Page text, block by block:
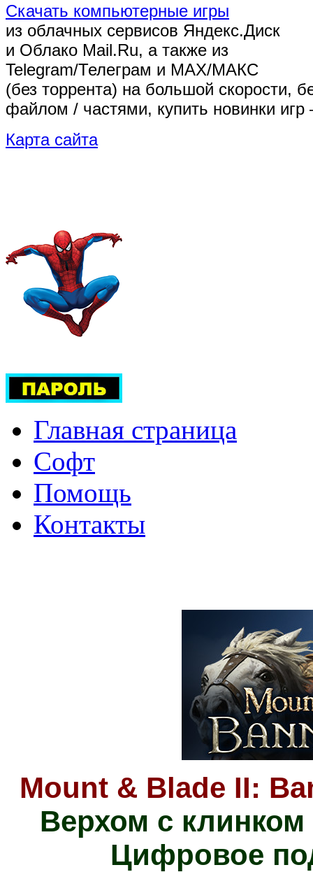
Скачать компьютерные игры
из облачных сервисов Яндекс.Диск
и Облако Mail.Ru, а также из
Telegram/Телеграм и MAX/МАКС
(без торрента) на большой скорости,
файлом / частями, купить новинки
Карта сайта
Главная страница
Софт
Помощь
Контакты
Mount & Blade II:
Верхом с
Цифровое